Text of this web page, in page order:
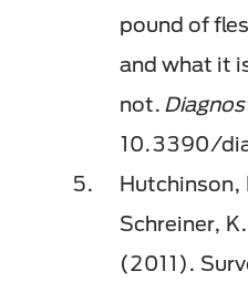
pound of
and what it
not.
10.3390/
Hutchinson,
Schreiner,
(2011).